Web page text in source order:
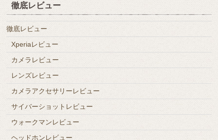
徹底レビュー
徹底レビュー
Xperiaレビュー
カメラレビュー
レンズレビュー
カメラアクセサリーレビュー
サイバーショットレビュー
ウォークマンレビュー
ヘッドホンレビュー